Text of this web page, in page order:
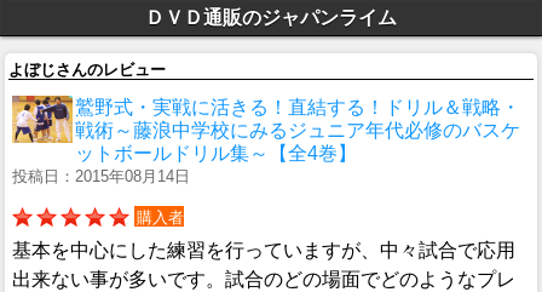
ＤＶＤ通販のジャパンライム
よぼじさんのレビュー
鷲野式・実戦に活きる！直結する！ドリル＆戦略・
戦術～藤浪中学校にみるジュニア年代必修のバスケ
ットボールドリル集～【全4巻】
投稿日：2015年08月14日
購入者
基本を中心にした練習を行っていますが、中々試合で応用
出来ない事が多いです。試合のどの場面でどのようなプレ